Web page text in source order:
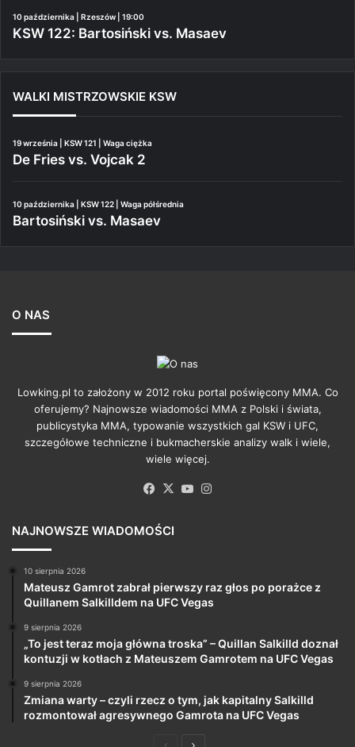
10 października | Rzeszów | 19:00
KSW 122: Bartosiński vs. Masaev
WALKI MISTRZOWSKIE KSW
19 września | KSW 121 | Waga ciężka
De Fries vs. Vojcak 2
10 października | KSW 122 | Waga półśrednia
Bartosiński vs. Masaev
O NAS
Lowking.pl to założony w 2012 roku portal poświęcony MMA. Co
oferujemy? Najnowsze wiadomości MMA z Polski i świata,
publicystyka MMA, typowanie wszystkich gal KSW i UFC,
szczegółowe techniczne i bukmacherskie analizy walk i wiele,
wiele więcej.
Facebook
X YouTube
NAJNOWSZE WIADOMOŚCI
10 sierpnia 2026
Mateusz Gamrot zabrał pierwszy raz głos po porażce z
Quillanem Salkilldem na UFC Vegas
9 sierpnia 2026
„To jest teraz moja główna troska” – Quillan Salkilld doznał
kontuzji w kotłach z Mateuszem Gamrotem na UFC Vegas
9 sierpnia 2026
Zmiana warty – czyli rzecz o tym, jak kapitalny Salkilld
rozmontował agresywnego Gamrota na UFC Vegas
PoprzedniaNastępna